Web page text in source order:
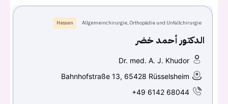
Allgemeinchirurgie, Orthopädie und Unfallchirurgie
Hessen
الدكتور أحمد خضر
Dr. med. A. J. Khudor
Bahnhofstraße 13, 65428 Rüsselsheim
+49 6142 68044